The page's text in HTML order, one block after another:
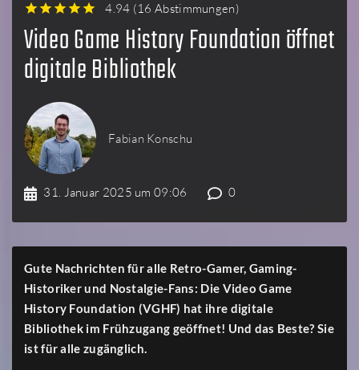
4.94 (16 Abstimmungen)
Video Game History Foundation öffnet
digitale Bibliothek
Fabian Konschu
31. Januar 2025 um 09:06 0
Gute Nachrichten für alle Retro-Gamer, Gaming-
Historiker und Nostalgie-Fans: Die Video Game
History Foundation (VGHF) hat ihre digitale
Bibliothek im Frühzugang geöffnet! Und das Beste? Sie
ist für alle zugänglich.